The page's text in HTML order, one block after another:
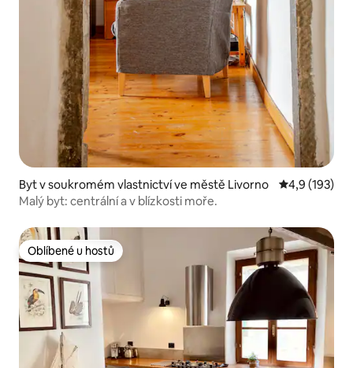
Byt v soukromém vlastnictví ve městě Livorno Průměrné
4,9 (193)
Malý byt: centrální a v blízkosti moře.
Oblíbené u hostů
Oblíbené u hostů